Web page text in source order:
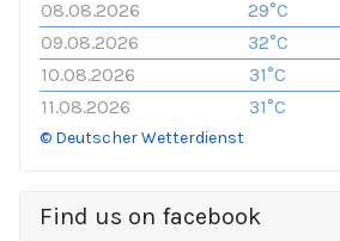
08.08.2026
29°C
09.08.2026
32°C
10.08.2026
31°C
11.08.2026
31°C
© Deutscher Wetterdienst
Find us on facebook